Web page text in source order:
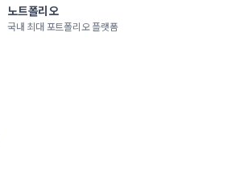
노트폴리오
국내 최대 포트폴리오 플랫폼